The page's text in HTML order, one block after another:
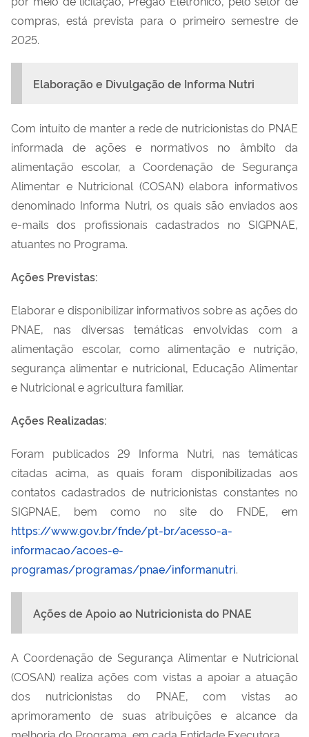
compras, está prevista para o primeiro semestre de
2025.
Elaboração e Divulgação de Informa Nutri
Com intuito de manter a rede de nutricionistas do PNAE
informada de ações e normativos no âmbito da
alimentação escolar, a Coordenação de Segurança
Alimentar e Nutricional (COSAN) elabora informativos
denominado Informa Nutri, os quais são enviados aos
e-mails dos profissionais cadastrados no SIGPNAE,
atuantes no Programa.
Ações Previstas:
Elaborar e disponibilizar informativos sobre as ações do
PNAE, nas diversas temáticas envolvidas com a
alimentação escolar, como alimentação e nutrição,
segurançaalimentar e nutricional, Educação Alimentar
e Nutricional eagricultura familiar.
Ações Realizadas:
Foram publicados 29 Informa Nutri, nas temáticas
citadas acima, as quais foram disponibilizadas aos
contatos cadastrados de nutricionistas constantes no
SIGPNAE, bem como no site do FNDE, em
https://www.gov.br/fnde/pt-br/acesso-a-
informacao/acoes-e-
programas/programas/pnae/informanutri.
Ações de Apoio ao Nutricionista do PNAE
A Coordenação de Segurança Alimentar e Nutricional
(COSAN) realiza ações com vistas a apoiar a atuação
dos nutricionistas do PNAE, com vistas ao
aprimoramento de suas atribuições e alcance da